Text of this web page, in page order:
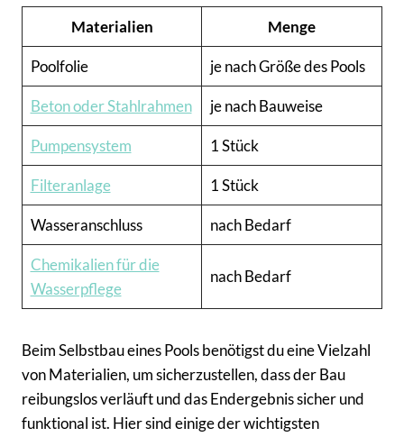
Materialien Menge
Poolfolie je nach Größe des Pools
Beton oder Stahlrahmen je nach Bauweise
Pumpensystem 1 Stück
Filteranlage 1 Stück
Wasseranschluss nach Bedarf
Chemikalien für die
Wasserpflege
nach Bedarf
Beim Selbstbau eines Pools benötigst du eine Vielzahl
von Materialien, um sicherzustellen, dass der Bau
reibungslos verläuft und das Endergebnis sicher und
funktional ist. Hier sind einige der wichtigsten